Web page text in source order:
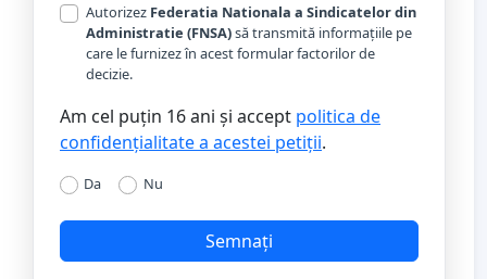
Autorizez Federatia Nationala a Sindicatelor din
Administratie (FNSA)să transmită informațiile pe
care le furnizez în acest formular factorilor de
decizie.
Am cel puțin 16 ani și accept politica de
confidențialitate a acestei petiții.
Da Nu
Semnați